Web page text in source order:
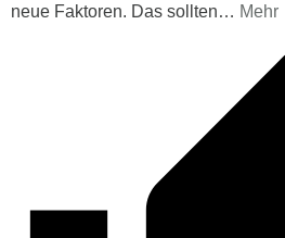
neue Faktoren. Das sollten… Mehr